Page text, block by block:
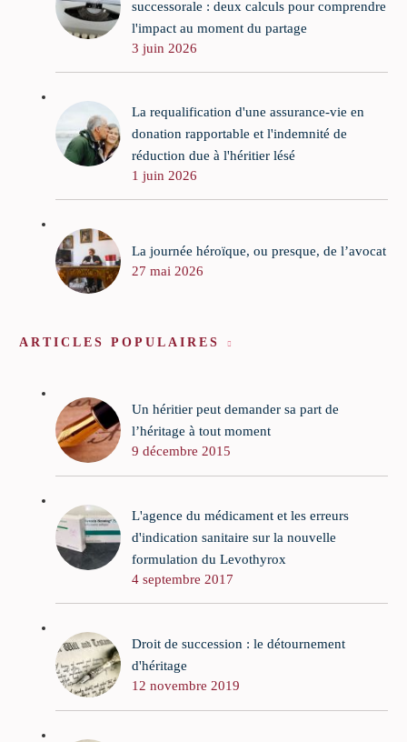
successorale : deux calculs pour comprendre
l'impact au moment du partage
3 juin 2026
La requalification d'une assurance-vie en
donation rapportable et l'indemnité de
réduction due à l'héritier lésé
1 juin 2026
La journée héroïque, ou presque, de l’avocat
27 mai 2026
ARTICLES POPULAIRES
Un héritier peut demander sa part de
l’héritage à tout moment
9 décembre 2015
L'agence du médicament et les erreurs
d'indication sanitaire sur la nouvelle
formulation du Levothyrox
4 septembre 2017
Droit de succession : le détournement
d'héritage
12 novembre 2019